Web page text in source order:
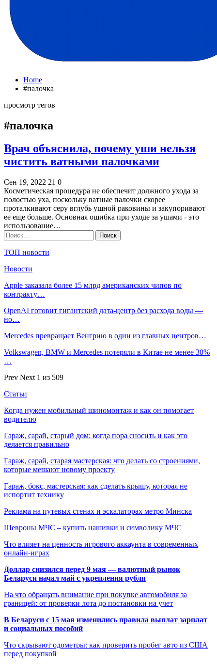
Home
#палочка
просмотр тегов
#палочка
Врач объяснила, почему уши нельзя
чистить ватными палочками
Сен 19, 2022 21 0
Косметическая процедура не обеспечит должного ухода за
полостью уха, поскольку ватные палочки скорее
проталкивают серу вглубь ушной раковины и закупоривают
ее еще больше. Основная ошибка при уходе за ушами - это
использование…
ТОП новости
Новости
Apple заказала более 15 млрд американских чипов по
контракту…
OpenAI готовит гигантский дата-центр без расхода воды —
но…
Mercedes превращает Венгрию в один из главных центров…
Volkswagen, BMW и Mercedes потеряли в Китае не менее 30%
…
Prev Next 1 из 509
Статьи
Когда нужен мобильный шиномонтаж и как он помогает
водителю
Гараж, сарай, старый дом: когда пора сносить и как это
делается правильно
Гараж, сарай, старая мастерская: что делать со строениями,
которые мешают новому проекту
Гараж, бокс, мастерская: как сделать крышу, которая не
испортит технику
Реклама на путевых стенах и эскалаторах метро Минска
Шевроны МЧС – купить нашивки и символику МЧС
Что влияет на ценность игрового аккаунта в современных
онлайн-играх
Доллар снизился перед 9 мая — валютный рынок
Беларуси начал май с укрепления рубля
На что обращать внимание при покупке автомобиля за
границей: от проверки лота до постановки на учет
В Беларуси с 15 мая изменились правила выплат зарплат
и социальных пособий
Что скрывают одометры: как проверить пробег авто из США
перед покупкой